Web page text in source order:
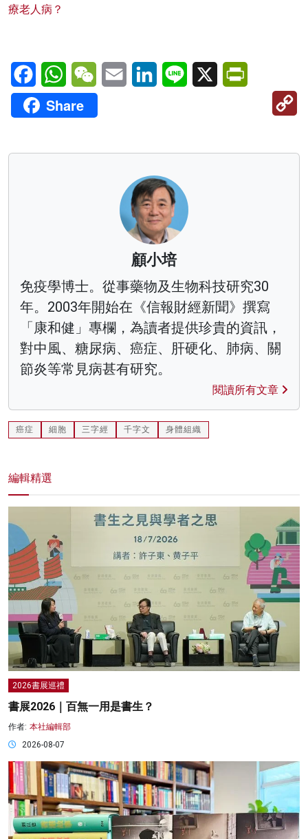
療老人病？
FacebookWhatsAppWeChatEmail LinkedInLine X
Share
顧小培
免疫學博士。從事藥物及生物科技研究30
年。2003年開始在《信報財經新聞》撰寫
「康和健」專欄，為讀者提供珍貴的資訊，
對中風、糖尿病、癌症、肝硬化、肺病、關
節炎等常見病甚有研究。
閱讀所有文章
癌症 細胞 三字經 千字文 身體組織
編輯精選
2026書展巡禮
書展2026｜百無一用是書生？
作者: 本社編輯部
2026-08-07